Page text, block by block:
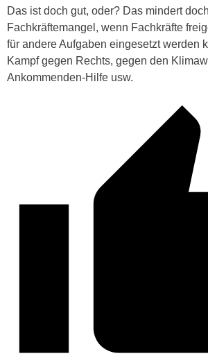
Das ist doch gut, oder? Das mindert
Fachkräftemangel, wenn Fachkräfte
für andere Aufgaben eingesetzt werden
Kampf gegen Rechts, gegen den
Ankommenden-Hilfe usw.